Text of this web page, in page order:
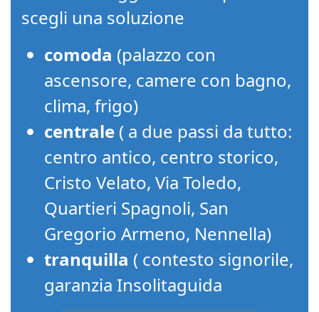
scegli una soluzione
comoda (palazzo con
ascensore, camere con bagno,
clima, frigo)
centrale ( a due passi da tutto:
centro antico, centro storico,
Cristo Velato, Via Toledo,
Quartieri Spagnoli, San
Gregorio Armeno, Nennella)
tranquilla ( contesto signorile,
garanzia Insolitaguida